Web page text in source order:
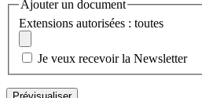
Ajouter un document
Extensions autorisées : toutes
Je veux recevoir la Newsletter